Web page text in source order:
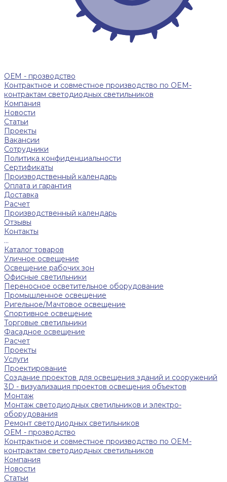
ОЕМ - прозводство
Контрактное и совместное производство по OEM-
контрактам светодиодных светильников
Компания
Новости
Статьи
Проекты
Вакансии
Сотрудники
Политика конфиденциальности
Сертификаты
Производственный календарь
Оплата и гарантия
Доставка
Расчет
Производственный календарь
Отзывы
Контакты
...
Каталог товаров
Уличное освещение
Освещение рабочих зон
Офисные светильники
Переносное осветительное оборудование
Промышленное освещение
Ригельное/Мачтовое освещение
Спортивное освещение
Торговые светильники
Фасадное освещение
Расчет
Проекты
Услуги
Проектирование
Создание проектов для освещения зданий и сооружений
3D - визуализация проектов освещения объектов
Монтаж
Монтаж светодиодных светильников и электро-
оборудования
Ремонт светодиодных светильников
ОЕМ - прозводство
Контрактное и совместное производство по OEM-
контрактам светодиодных светильников
Компания
Новости
Статьи